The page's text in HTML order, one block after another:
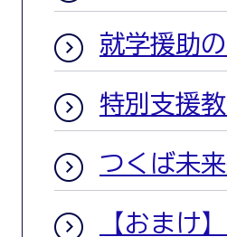
就学援助
特別支援
つくば未
【おまけ